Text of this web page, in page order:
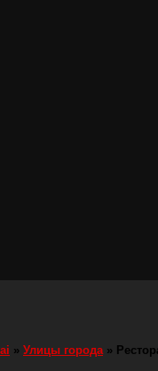
» Улицы города »